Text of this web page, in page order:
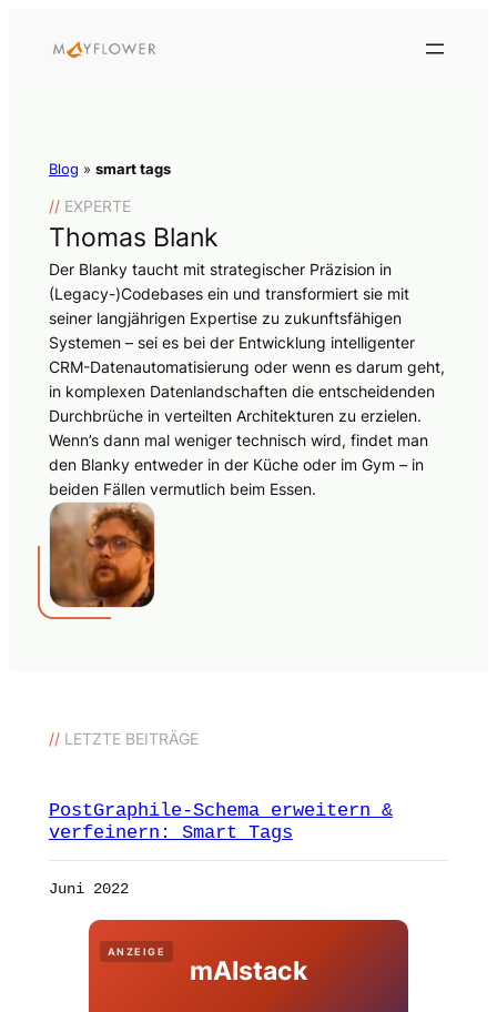
Blog » smart tags
//EXPERTE
Thomas Blank
Der Blanky taucht mit strategischer Präzision in
(Legacy-)Codebases ein und transformiert sie mit
seiner langjährigen Expertise zu zukunftsfähigen
Systemen – sei es bei der Entwicklung intelligenter
CRM-Datenautomatisierung oder wenn es darum geht,
in komplexen Datenlandschaften die entscheidenden
Durchbrüche in verteilten Architekturen zu erzielen.
Wenn’s dann mal weniger technisch wird, findet man
den Blanky entweder in der Küche oder im Gym – in
beiden Fällen vermutlich beim Essen.
//LETZTE BEITRÄGE
PostGraphile-Schema erweitern &
verfeinern: Smart Tags
Juni 2022
ANZEIGE
mAIstack